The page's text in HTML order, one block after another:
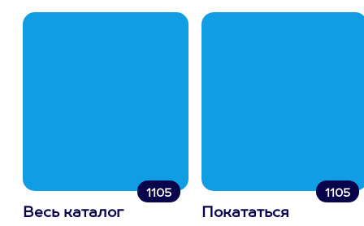
1105
Весь каталог
1105
Покататься